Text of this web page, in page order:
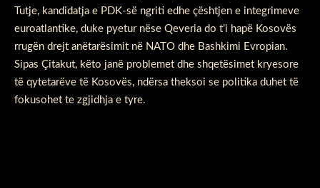
Tutje, kandidatja e PDK-së ngriti edhe çështjen e integrimeve
euroatlantike, duke pyetur nëse Qeveria do t’i hapë Kosovës
rrugën drejt anëtarësimit në NATO dhe Bashkimi Evropian.
Sipas Çitakut, këto janë problemet dhe shqetësimet kryesore
të qytetarëve të Kosovës, ndërsa theksoi se politika duhet të
fokusohet te zgjidhja e tyre.